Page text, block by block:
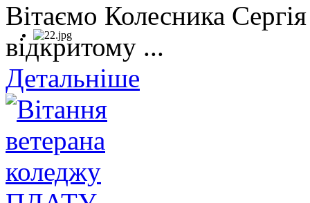
Вітаємо Колесника
відкритому ...
Детальніше